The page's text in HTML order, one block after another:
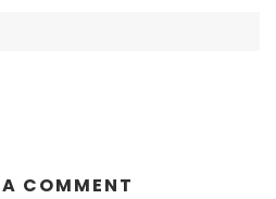
COMMENT